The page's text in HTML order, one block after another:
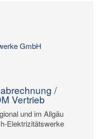
GmbH
/
Vertrieb
und im Allgäu
Elektrizitätswerke